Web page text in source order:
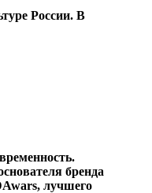
России. В
бренда
лучшего